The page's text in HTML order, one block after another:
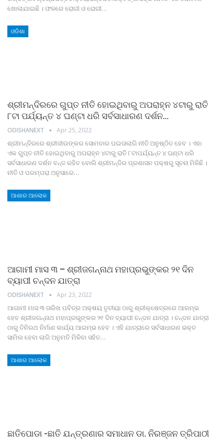
ଖୋଲାଯାଇଛି । ଫଳରେ ରୋଗୀ ଓ ରୋଗୀ…
ଓଡିଶା
ଶ୍ରୀମନ୍ଦିରରେ ଗୁପ୍ତ ନୀତି ହୋଇଥିବାରୁ ଅପରାହ୍ନ ୪ଟାରୁ ରାତି
୮ଟା ପର୍ଯ୍ୟନ୍ତ ୪ ଘଣ୍ଟା ଧରି ସର୍ବସାଧାରଣ ଦର୍ଶନ…
ODISHANEXT Apr 25, 2022
ଶ୍ରୀମନ୍ଦିରରେ ଶ୍ରୀଜୀଉଙ୍କର ସୋମବାର ପଇତାଲାଗି ନୀତି ଅନୁଷ୍ଠିତ ହେବ । ଏହା
ଏକ ଗୁପ୍ତ ନୀତି ହୋଇଥିବାରୁ ଅପରାହ୍ନ ୪ଟାରୁ ରାତି ୮ଟାପର୍ଯ୍ୟନ୍ତ ୪ ଘଣ୍ଟା ଧରି
ସର୍ବସାଧାରଣ ଦର୍ଶନ ବନ୍ଦ ରହିବ ବୋଲି ଶ୍ରୀମନ୍ଦିର ପ୍ରଶାସନ ପକ୍ଷରୁ ସୂଚନା ମିଳିଛି ।
ନୀତି ଓ ପରମ୍ପରା ଅନୁସାରେ…
ଆଶାର ଆଲୋକ
ଆଗାମୀ ମାସ ୩ – ଶ୍ରୀଜଗନ୍ନାଥ ମହାପ୍ରଭୁଙ୍କର ୨୧ ଦିନ
ବ୍ୟାପୀ ଚନ୍ଦନ ଯାତ୍ରା
ODISHANEXT Apr 23, 2022
ଆଗାମୀ ମାସ ୩ ତାରିଖ ପବିତ୍ର ଅକ୍ଷୟ ତୃତୀୟା ଠାରୁ ଶ୍ରୀକ୍ଷେତ୍ରରେ ଆରମ୍ଭ
ହେବ ଶ୍ରୀଜଗନ୍ନାଥ ମହାପ୍ରଭୁଙ୍କର ୨୧ ଦିନ ବ୍ୟାପୀ ଚନ୍ଦନ ଯାତ୍ରା । ଚନ୍ଦନ ଯାତ୍ରା
ଠାରୁ ତିନିରଥ ନିର୍ମାଣ କାର୍ଯ୍ୟ ଆରମ୍ଭ ହେବ । ଏହି ଯାତ୍ରାରେ ସର୍ବସାଧାରଣ ଭକ୍ତ
ସାମିଲ ହେବା ଲାଗି ଅନୁମତି ମିଳିବା ସହିତ…
ଆଶାର ଆଲୋକ
ଛାତିପୋଡା -ଛାତି ଯନ୍ତ୍ରଣାର ସମାଧାନ ଡା. ନିରଞ୍ଜନ ତ୍ରିପାଠୀ